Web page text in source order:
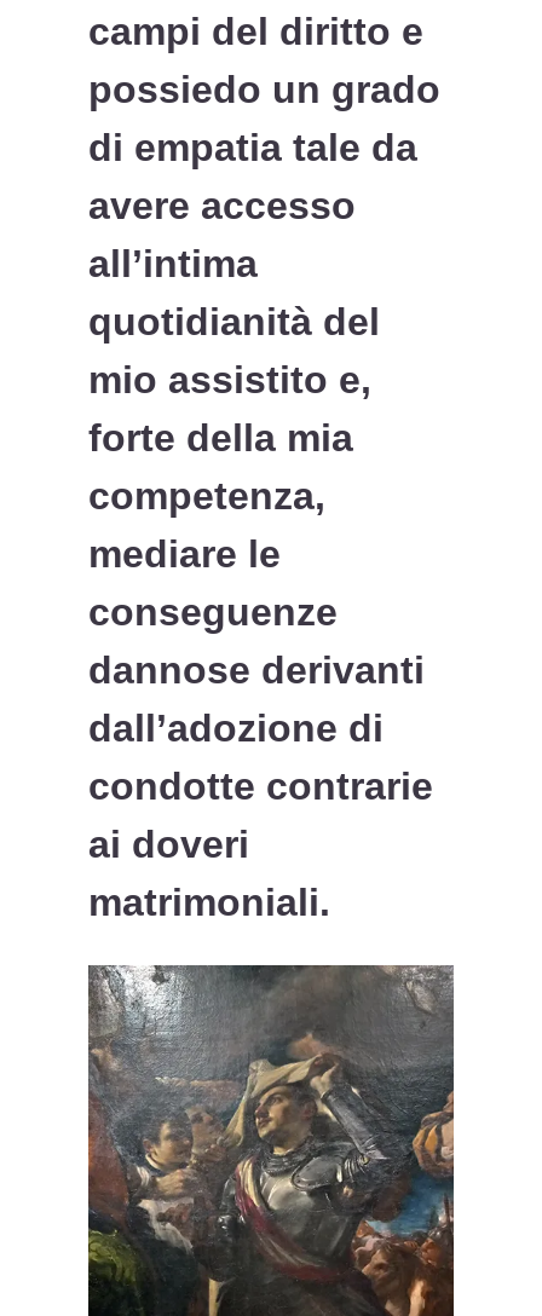
campi del diritto e
possiedo un grado
di empatia tale da
avere accesso
all’intima
quotidianità del
mio assistito e,
forte della mia
competenza,
mediare le
conseguenze
dannose derivanti
dall’adozione di
condotte contrarie
ai doveri
matrimoniali.